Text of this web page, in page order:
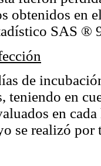
obtenidos en
SAS ®
de
teniendo en
en
se realizó